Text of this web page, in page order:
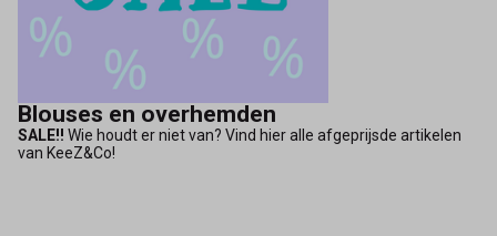
Blouses en overhemden
SALE!! Wie houdt er niet van? Vind hier alle afgeprijsde artikelen
van KeeZ&Co!